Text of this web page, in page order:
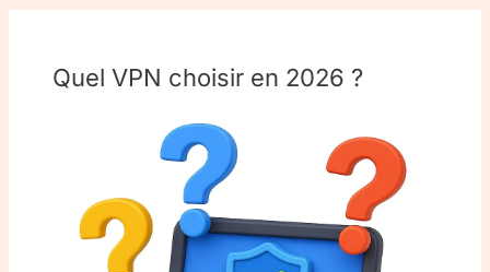
Quel VPN choisir en 2026 ?